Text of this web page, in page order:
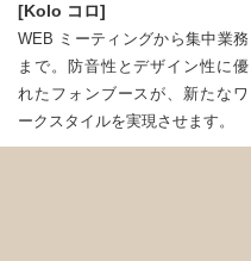
[Kolo コロ]
WEB ミーティングから集中業務
まで。防音性とデザイン性に優
れたフォンブースが、新たなワ
ークスタイルを実現させます。